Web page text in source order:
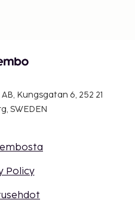
Kungsgatan 6, 252 21
SWEDEN
Policy